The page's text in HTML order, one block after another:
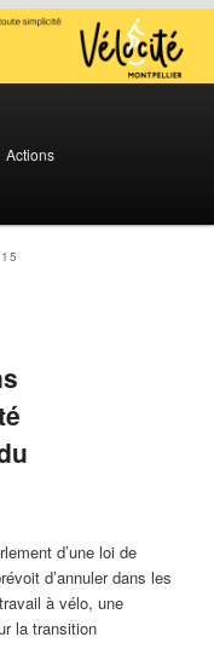
Actions
d’une loi de
d’annuler dans les
à vélo, une
la transition